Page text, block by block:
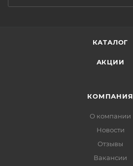
КАТАЛОГ
АКЦИИ
КОМПАНИЯ
О компании
Новости
Отзывы
Вакансии